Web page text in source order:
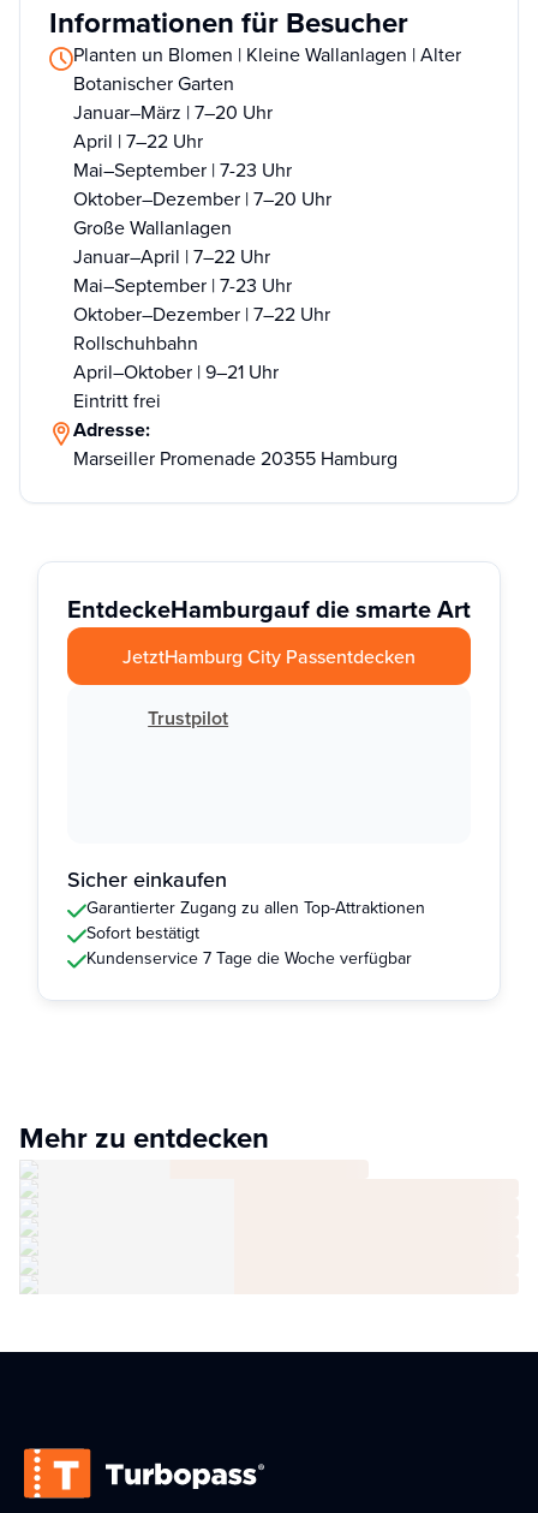
Informationen für Besucher
Planten un Blomen | Kleine Wallanlagen | Alter
Botanischer Garten
Januar–März | 7–20 Uhr
April | 7–22 Uhr
Mai–September | 7-23 Uhr
Oktober–Dezember | 7–20 Uhr
Große Wallanlagen
Januar–April | 7–22 Uhr
Mai–September | 7-23 Uhr
Oktober–Dezember | 7–22 Uhr
Rollschuhbahn
April–Oktober | 9–21 Uhr
Eintritt frei
Adresse:
Marseiller Promenade 20355 Hamburg
EntdeckeHamburgauf die smarte Art
JetztHamburg City Passentdecken
Trustpilot
Sicher einkaufen
Garantierter Zugang zu allen Top-Attraktionen
Sofort bestätigt
Kundenservice 7 Tage die Woche verfügbar
Mehr zu entdecken